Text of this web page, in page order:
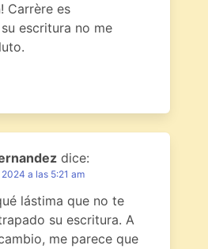
Carrère es
escritura no me
dice:
a las 5:21 am
lástima que no te
su escritura. A
me parece que